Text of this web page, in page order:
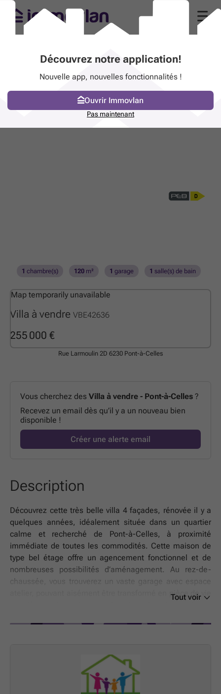
Villa à vendre VBE42636
255 000 €
1 chambre(s) 120m² 1 garage 1 salle(s) de bain
Map temporarily unavailable
Rue Larmoulin 2D 6230 Pont-à-Celles
Vous cherchez des Villa à vendre - Pont-à-Celles ?
Recevez un email dès qu’il y a un nouveau bien
disponible !
Créer une alerte email
Description
Découvrez cette très belle villa 4 façades, rénovée il y a
quelques années, idéalement située dans un quartier
calme et recherché de Pont-à-Celles, à proximité
immédiate de toutes les commodités. Cette maison de
type bel étage offre un agencement fonctionnel et de
nombreuses possibilités d’aménagement. Au rez-de-
chaussée, vous trouverez un vaste garage avec espace
atelier, pouvant aisément être transformé en pièce de vie
également une grande chambre ainsi qu’une salle de
bains. Un balcon complète cet étage et permet de
profiter d’un agréable espace extérieur supplémentaire.
Tout voir
Découvrez notre application!
Nouvelle app, nouvelles fonctionnalités !
Ouvrir Immovlan
Pas maintenant